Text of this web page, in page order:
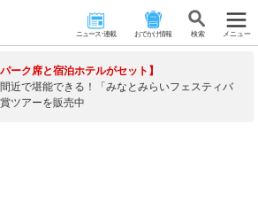
ニュース･連載 おでかけ情報 検 索 メニュー
パーク席と宿泊ホテルがセット】
近で堪能できる！「みなとみらいフェスティバ
ツアーを販売中